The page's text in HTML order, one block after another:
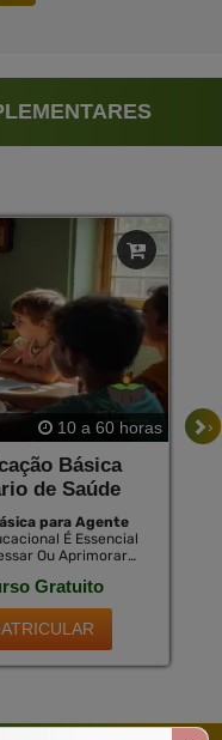
10 a 60 horas
Básica
de Saúde
para Agente
É Essencial
Ou Aprimorar
Profundo
para Ser
Comunidades. ao
Optar Pelo
Gratuito
›